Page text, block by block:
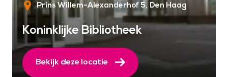
Prins Willem-Alexanderhof 5 Den Haag
Koninklijke Bibliotheek
Bekijk deze locatie